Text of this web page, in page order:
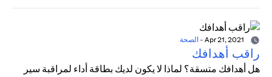
- الصحة
راقب أهدافك
هل أهدافك متسقة؟ لماذا لا يكون لديك بطاقة أداء لمراقبة سير